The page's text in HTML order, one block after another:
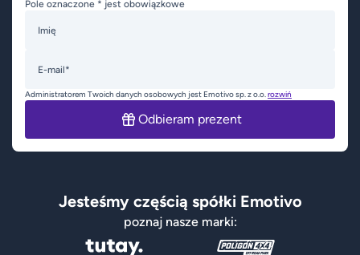
Pole oznaczone * jest obowiązkowe
Imię
E-mail*
Administratorem Twoich danych osobowych jest Emotivo sp. z o.o.rozwiń
Odbieram prezent
Jesteśmy częścią spółki Emotivo
poznaj nasze marki: